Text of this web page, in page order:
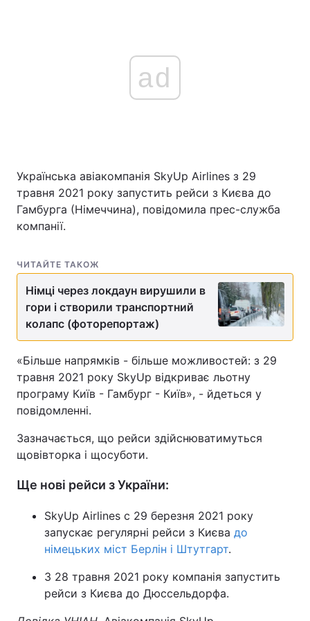
ad
Українська авіакомпанія SkyUp Airlines з 29
травня 2021 року запустить рейси з Києва до
Гамбурга (Німеччина), повідомила прес-служба
компанії.
ЧИТАЙТЕ ТАКОЖ
Німці через локдаун вирушили в
гори і створили транспортний
колапс (фоторепортаж)
«Більше напрямків - більше можливостей: з 29
травня 2021 року SkyUp відкриває льотну
програму Київ - Гамбург - Київ», - йдеться у
повідомленні.
Зазначається, що рейси здійснюватимуться
щовівторка і щосуботи.
Ще нові рейси з України:
SkyUp Airlines c 29 березня 2021 року
запускає регулярні рейси з Києва до
німецьких міст Берлін і Штутгарт.
З 28 травня 2021 року компанія запустить
рейси з Києва до Дюссельдорфа.